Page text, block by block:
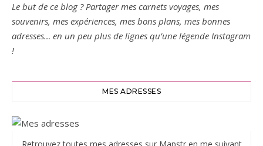
Le but de ce blog ? Partager mes carnets voyages, mes
souvenirs, mes expériences, mes bons plans, mes bonnes
adresses… en un peu plus de lignes qu’une légende Instagram
!
MES ADRESSES